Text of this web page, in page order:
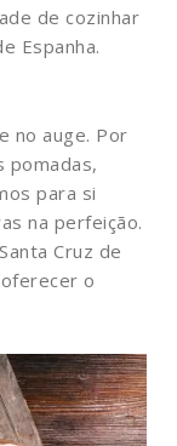
de cozinhar
Espanha.
no auge. Por
pomadas,
para si
na perfeição.
Cruz de
o